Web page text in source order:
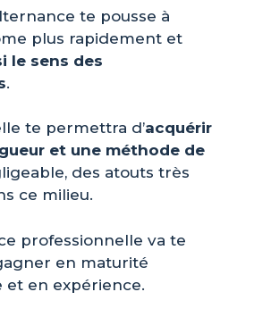
te pousse à
plus rapidement et
le sens des
.
te permettra d’acquérir
et une méthode de
des atouts très
ce milieu.
professionnelle va te
en maturité
et en expérience.